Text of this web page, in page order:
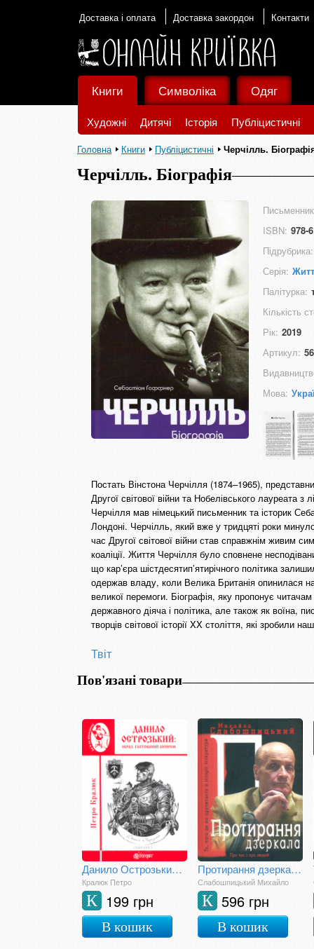
Доставка і оплата Доставка закордон Контакти
Книги
Художні Дитячі Історія Публіцистичні
Символіка Одяг
Головна Книги Публіцистичні Черчілль.
Черчілль. Біографія
ISBN: 978-
Підрубрика:
Серія:
Палітурка:
Кількість
Рік: 2019
Артикул:
Мова:
Постать Вінстона Черчілля (1874–1965),
Другої світової війни та Нобелівського лауреата
Черчілля мав німецький письменник та історик
Лондоні. Черчілль, який вже у тридцяті роки
час Другої світової війни став справжнім живим
коаліції. Життя Черчілля було сповнене
що кар’єра шістдесятип’ятирічного політика
одержав владу, коли Велика Британія опинилася
великої перемоги. Біографія, яку пропонує
державного діяча і політика, але також як воїна,
творців світової історії XX століття, які зробили
Твіт
Пов'язані товари
Данило Острозький: образ, гаптований бісером
Кралюк Петро
199 грн
К
В кошик
Протирання дзеркала. Те, чого ви не знайдете в історії літератури: спогади
Слабошпицький Михайло
596 грн
К
В кошик